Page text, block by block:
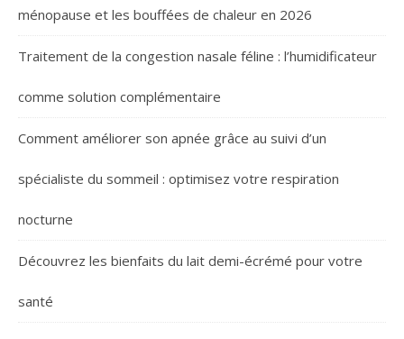
ménopause et les bouffées de chaleur en 2026
Traitement de la congestion nasale féline : l’humidificateur
comme solution complémentaire
Comment améliorer son apnée grâce au suivi d’un
spécialiste du sommeil : optimisez votre respiration
nocturne
Découvrez les bienfaits du lait demi-écrémé pour votre
santé